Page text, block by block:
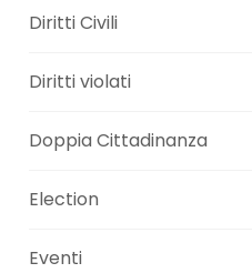
Diritti Civili
Diritti violati
Doppia Cittadinanza
Election
Eventi